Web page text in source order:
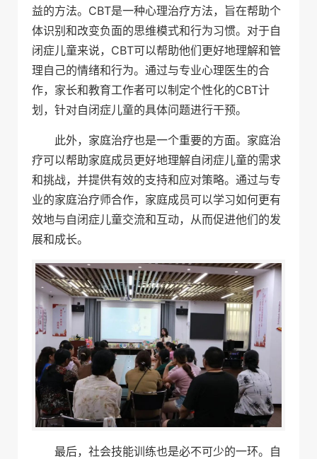
益的方法。CBT是一种心理治疗方法，旨在帮助个
体识别和改变负面的思维模式和行为习惯。对于自
闭症儿童来说，CBT可以帮助他们更好地理解和管
理自己的情绪和行为。通过与专业心理医生的合
作，家长和教育工作者可以制定个性化的CBT计
划，针对自闭症儿童的具体问题进行干预。
此外，家庭治疗也是一个重要的方面。家庭治
疗可以帮助家庭成员更好地理解自闭症儿童的需求
和挑战，并提供有效的支持和应对策略。通过与专
业的家庭治疗师合作，家庭成员可以学习如何更有
效地与自闭症儿童交流和互动，从而促进他们的发
展和成长。
最后，社会技能训练也是必不可少的一环。自